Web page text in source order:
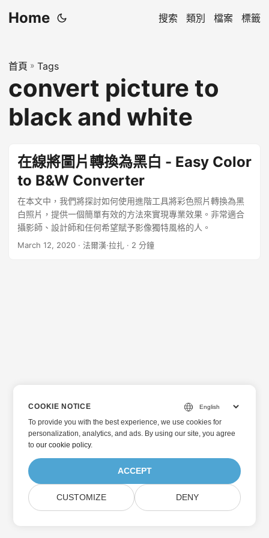
Home 搜索 類別 檔案 標籤
首頁 » Tags
convert picture to
black and white
在線將圖片轉換為黑白 - Easy Color
to B&W Converter
在本文中，我們將探討如何使用進階工具將彩色照片轉換為黑
白照片，提供一個簡單有效的方法來實現專業效果。非常適合
攝影師、設計師和任何希望賦予影像獨特風格的人。
March 12, 2020 · 法爾漢·拉扎 · 2 分鐘
COOKIE NOTICE
To provide you with the best experience, we use cookies for
personalization, analytics, and ads. By using our site, you agree
toour cookie policy.
ACCEPT
CUSTOMIZE DENY